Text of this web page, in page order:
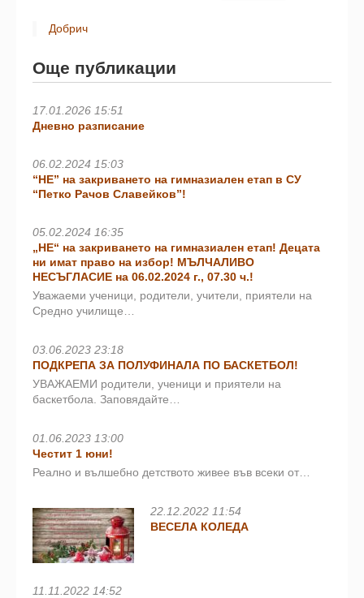
Добрич
Още публикации
17.01.2026 15:51
Дневно разписание
06.02.2024 15:03
“НЕ” на закриването на гимназиален етап в СУ
“Петко Рачов Славейков”!
05.02.2024 16:35
„НЕ“ на закриването на гимназиален етап! Децата
ни имат право на избор! МЪЛЧАЛИВО
НЕСЪГЛАСИЕ на 06.02.2024 г., 07.30 ч.!
Уважаеми ученици, родители, учители, приятели на
Средно училище…
03.06.2023 23:18
ПОДКРЕПА ЗА ПОЛУФИНАЛА ПО БАСКЕТБОЛ!
УВАЖАЕМИ родители, ученици и приятели на
баскетбола. Заповядайте…
01.06.2023 13:00
Честит 1 юни!
Реално и вълшебно детството живее във всеки от…
22.12.2022 11:54
ВЕСЕЛА КОЛЕДА
11.11.2022 14:52